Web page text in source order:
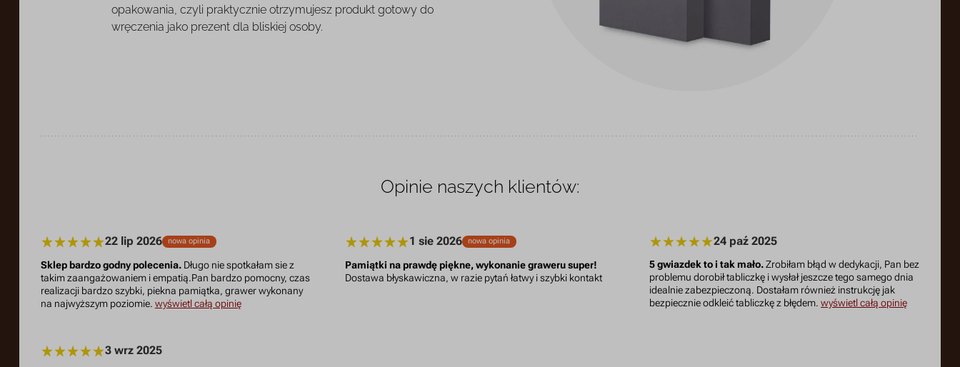
opakowania, czyli praktycznie otrzymujesz produkt gotowy do
wręczenia jako prezent dla bliskiej osoby.
Opinie naszych klientów:
22 lip 2026 nowa opinia
Sklep bardzo godny polecenia.Długo nie spotkałam sie z
takim zaangażowaniem i empatią.Pan bardzo pomocny, czas
realizacji bardzo szybki, piekna pamiątka, grawer wykonany
na najwyższym poziomie. wyświetl całą opinię
1 sie 2026 nowa opinia
Pamiątki na prawdę piękne, wykonanie graweru super!
Dostawa błyskawiczna, w razie pytań łatwy i szybki kontakt
24 paź 2025
5 gwiazdek to i tak mało.Zrobiłam błąd w dedykacji, Pan bez
problemu dorobił tabliczkę i wysłał jeszcze tego samego dnia
idealnie zabezpieczoną. Dostałam również instrukcję jak
bezpiecznie odkleić tabliczkę z błędem.wyświetl całą opinię
3 wrz 2025